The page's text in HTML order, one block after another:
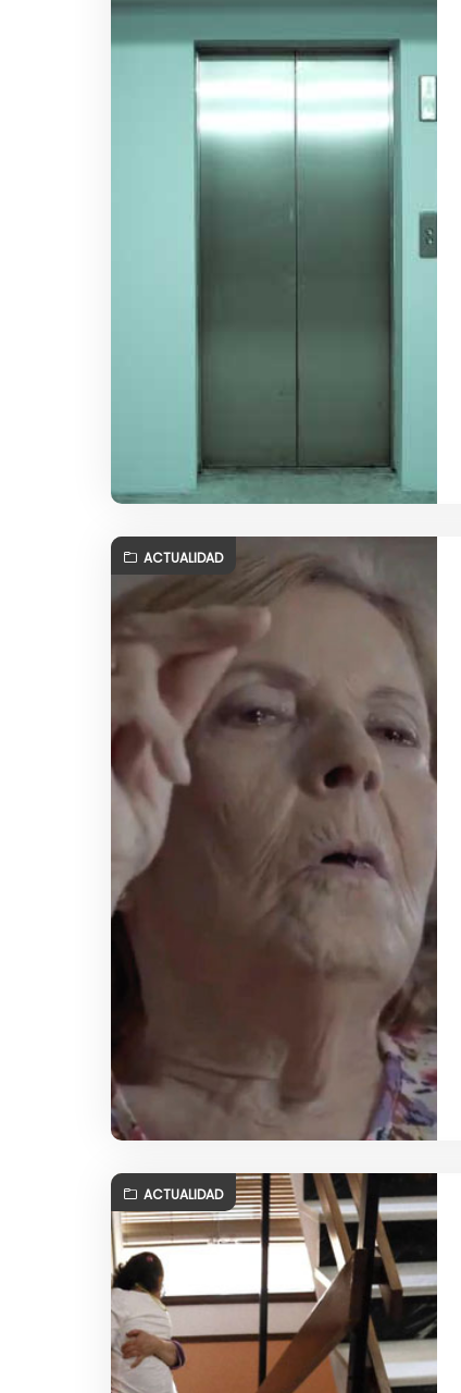
ACTUALIDAD
ACTUALIDAD